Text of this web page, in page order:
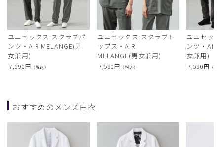
ユニセックス:スクラブパ
ンツ・AIR MELANGE(男
女兼用)
7,590円 （税込）
ユニセックス:スクラブト
ップス・AIR
MELANGE(男女兼用)
7,590円 （税込）
ユニセッ
ンツ・AIR
女兼用)
7,590円 （税
おすすめのメンズ白衣